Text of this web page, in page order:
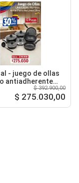
- juego de ollas
antiadherente
$ 392.900,00
$ 275.030,00